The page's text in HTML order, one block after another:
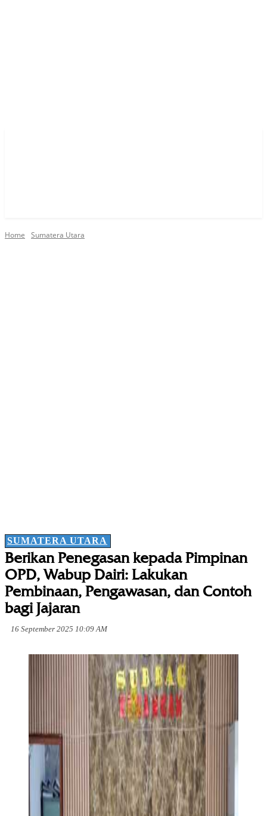
Home Sumatera Utara
SUMATERA UTARA
Berikan Penegasan kepada Pimpinan
OPD, Wabup Dairi: Lakukan
Pembinaan, Pengawasan, dan Contoh
bagi Jajaran
16 September 2025 10:09 AM